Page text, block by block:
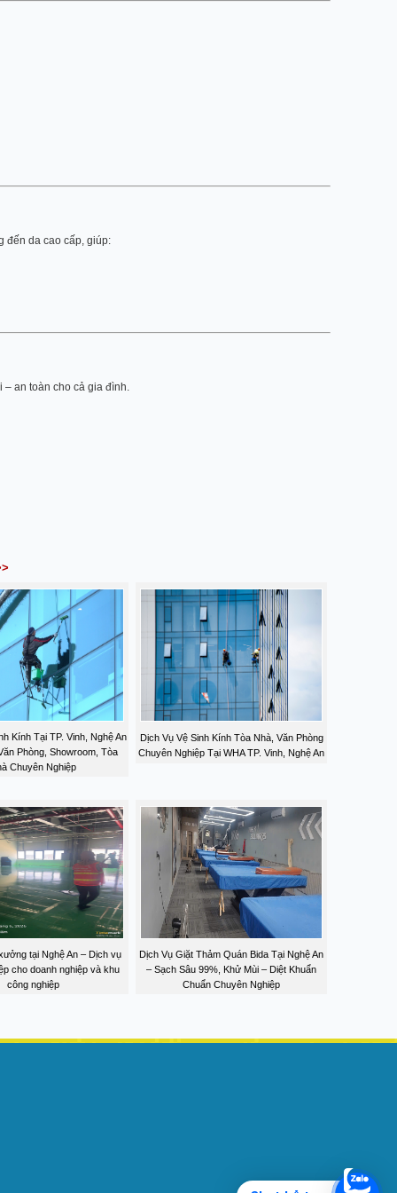
đến da cao cấp, giúp:
an toàn cho cả gia đình.
Kính Tại TP. Vinh, Nghệ An
Phòng, Showroom, Tòa
Chuyên Nghiệp
Dịch Vụ Vệ Sinh Kính Tòa Nhà, Văn Phòng
Chuyên Nghiệp Tại WHA TP. Vinh, Nghệ An
tại Nghệ An – Dịch vụ
cho doanh nghiệp và khu
công nghiệp
Dịch Vụ Giặt Thảm Quán Bida Tại Nghệ An
– Sạch Sâu 99%, Khử Mùi – Diệt Khuẩn
Chuẩn Chuyên Nghiệp